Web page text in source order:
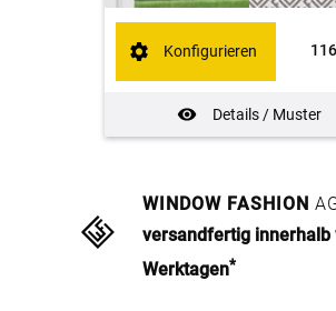
Details / Muster
Konfigurieren
WINDOW FASHION
versandfertig innerhalb
Werktagen*